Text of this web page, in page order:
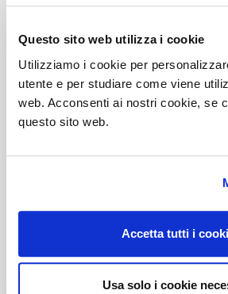
Questo sito web utilizza i cookie
Utilizziamo i cookie per
utente e per studiare come viene
web. Acconsenti ai nostri cookie, se
questo sito web.
Accetta tutti i
Usa solo i cookie
03/03/2023
Dal 04 al 06 Aprile 2023saremo al
Parigi!
Ci vediamo al padiglione 1
Stand K32-L37